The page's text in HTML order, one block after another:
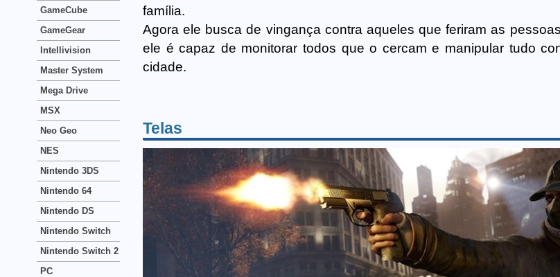
família.
Agora ele busca de vingança contra aqueles que feriram as
ele é capaz de monitorar todos que o cercam e manipular tudo
cidade.
Telas
GameCube
GameGear
Intellivision
Master System
Mega Drive
MSX
Neo Geo
NES
Nintendo 3DS
Nintendo 64
Nintendo DS
Nintendo Switch
Nintendo Switch 2
PC